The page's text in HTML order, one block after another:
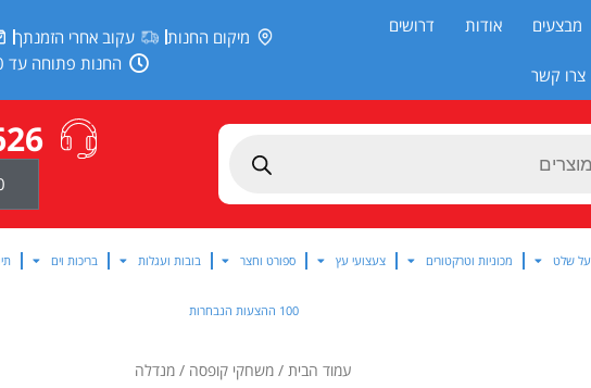
מבצעים אודות דרושים
צרו קשר
מיקום החנות עקוב אחרי הזמנתך
החנות פתוחה עד 20:00
שלט מכוניות וטרקטורים צעצועי עץ ספורט וחצר בובות ועגלות בריכות וים
100 ההצעות הנבחרות
עמוד הבית / משחקי קופסה / מנדלה